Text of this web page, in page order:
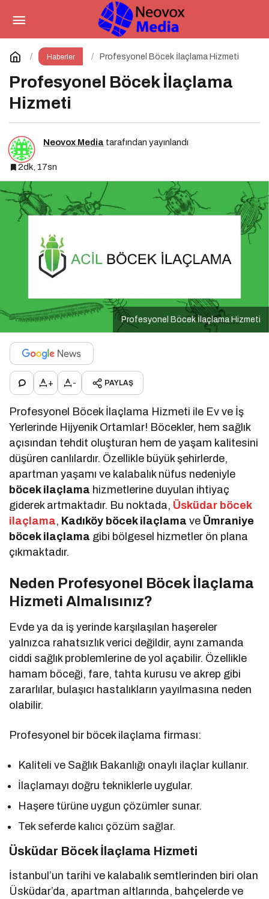
Haberler Profesyonel Böcek İlaçlama Hizmeti
Profesyonel Böcek İlaçlama
Hizmeti
Neovox Media tarafından yayınlandı
2dk, 17sn
Profesyonel Böcek İlaçlama Hizmeti
+ - PAYLAŞ
Profesyonel Böcek İlaçlama Hizmeti ile Ev ve İş
Yerlerinde Hijyenik Ortamlar! Böcekler, hem sağlık
açısından tehdit oluşturan hem de yaşam kalitesini
düşüren canlılardır. Özellikle büyük şehirlerde,
apartman yaşamı ve kalabalık nüfus nedeniyle
böcek ilaçlama hizmetlerine duyulan ihtiyaç
giderek artmaktadır. Bu noktada, Üsküdar böcek
ilaçlama, Kadıköy böcek ilaçlama ve Ümraniye
böcek ilaçlama gibi bölgesel hizmetler ön plana
çıkmaktadır.
Neden Profesyonel Böcek İlaçlama
Hizmeti Almalısınız?
Evde ya da iş yerinde karşılaşılan haşereler
yalnızca rahatsızlık verici değildir, aynı zamanda
ciddi sağlık problemlerine de yol açabilir. Özellikle
hamam böceği, fare, tahta kurusu ve akrep gibi
zararlılar, bulaşıcı hastalıkların yayılmasına neden
olabilir.
Profesyonel bir böcek ilaçlama firması:
Kaliteli ve Sağlık Bakanlığı onaylı ilaçlar kullanır.
İlaçlamayı doğru tekniklerle uygular.
Haşere türüne uygun çözümler sunar.
Tek seferde kalıcı çözüm sağlar.
Üsküdar Böcek İlaçlama Hizmeti
İstanbul’un tarihi ve kalabalık semtlerinden biri olan
Üsküdar’da, apartman altlarında, bahçelerde ve
Türkiye’deki İlk voco Otelini
Antalya Konyaaltı’nda Açıyor
Yorum Yap